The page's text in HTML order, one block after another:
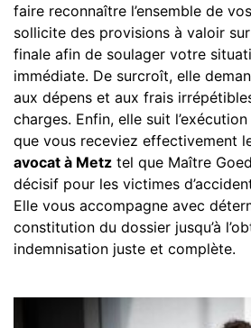
faire reconnaître l’ensemble de vos
sollicite des provisions à valoir sur
finale afin de soulager votre
immédiate. De surcroît, elle
aux dépens et aux frais
charges. Enfin, elle suit
que vous receviez effectivement
avocat à Metz tel que Maître
décisif pour les victimes
Elle vous accompagne avec
constitution du dossier jusqu’à
indemnisation juste et complète.